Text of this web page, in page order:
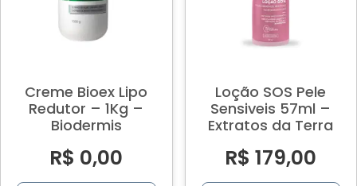
Creme Bioex Lipo
Redutor – 1Kg –
Biodermis
R$ 0,00
Loção SOS Pele
Sensiveis 57ml –
Extratos da Terra
R$ 179,00